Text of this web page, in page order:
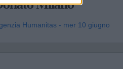
Milano
Humanitas - mer 10 giugno